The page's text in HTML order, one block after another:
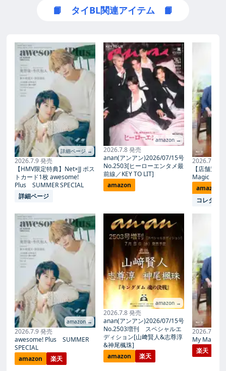
📙 タイBL関連アイテム 📙
詳細ページ →
2026.7.9 発売
【HMV限定特典】Net×JJ ポス
トカード1枚 awesome!
Plus SUMMER SPECIAL
詳細ページ
amazon →
2026.7.9 発売
awesome! Plus SUMMER
SPECIAL
amazon
楽天
amazon →
2026.7.8 発売
anan(アンアン)2026/07/15号
No.2503[ヒーローエンタメ最
前線／KEY TO LIT]
amazon
amazon →
2026.7.8 発売
anan(アンアン)2026/07/15号
No.2503増刊 スペシャルエ
ディション[山﨑賢人&志尊淳
&神尾楓珠]
amazon
楽天
2026.7.27
【店舗別
Magic
amazon
コレタメ
2026.7.27
My Magic
楽天